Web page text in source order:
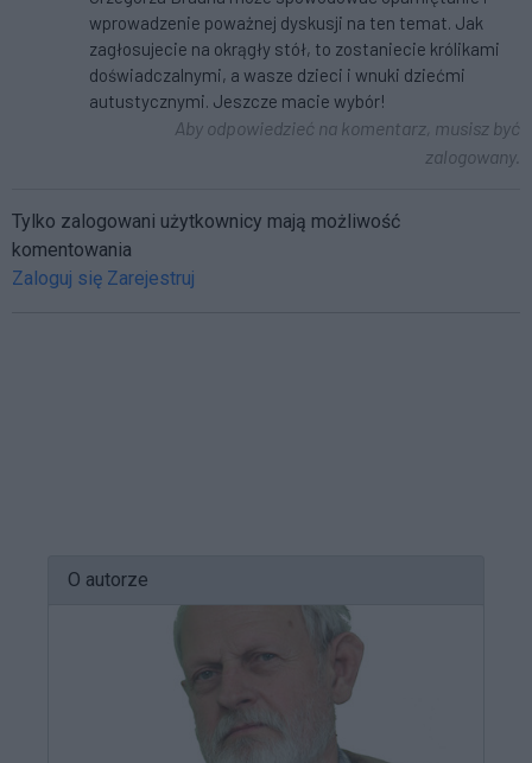
wprowadzenie poważnej dyskusji na ten temat. Jak
zagłosujecie na okrągły stół, to zostaniecie królikami
doświadczalnymi, a wasze dzieci i wnuki dziećmi
autustycznymi. Jeszcze macie wybór!
Aby odpowiedzieć na komentarz, musisz być
zalogowany.
Tylko zalogowani użytkownicy mają możliwość
komentowania
Zaloguj się Zarejestruj
O autorze